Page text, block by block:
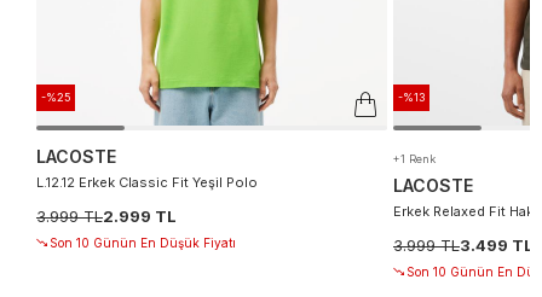
-%25
LACOSTE
L.12.12 Erkek Classic Fit Yeşil Polo
3.999 TL2.999 TL
Son 10 Günün En Düşük Fiyatı
-%13
+1 Renk
LACOSTE
Erkek Relaxed Fit
3.999 TL3.499 TL
Son 10 Günün En